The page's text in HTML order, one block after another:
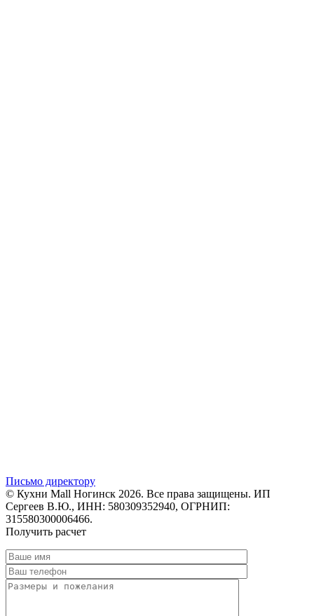
Письмо директору
© Кухни Mall Ногинск 2026. Все права защищены. ИП
Сергеев В.Ю., ИНН: 580309352940, ОГРНИП:
315580300006466.
Получить расчет